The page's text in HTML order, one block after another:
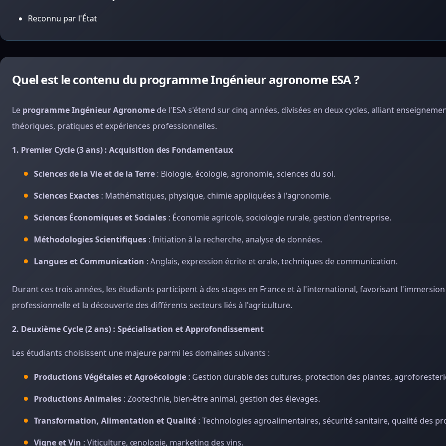
Reconnu par l'État
Quel est le contenu du programme Ingénieur agronome ESA ?
Le programme Ingénieur Agronome de l'ESA s'étend sur cinq années, divisées en deux cycles, alliant
théoriques, pratiques et expériences professionnelles.
1. Premier Cycle (3 ans) : Acquisition des Fondamentaux
Sciences de la Vie et de la Terre : Biologie, écologie, agronomie, sciences du sol.
Sciences Exactes : Mathématiques, physique, chimie appliquées à l'agronomie.
Sciences Économiques et Sociales : Économie agricole, sociologie rurale, gestion d'entreprise.
Méthodologies Scientifiques : Initiation à la recherche, analyse de données.
Langues et Communication : Anglais, expression écrite et orale, techniques de communication.
Durant ces trois années, les étudiants participent à des stages en France et à l'international, favorisant l'immersion
professionnelle et la découverte des différents secteurs liés à l'agriculture.
2. Deuxième Cycle (2 ans) : Spécialisation et Approfondissement
Les étudiants choisissent une majeure parmi les domaines suivants :
Productions Végétales et Agroécologie : Gestion durable des cultures, protection des plantes,
Productions Animales : Zootechnie, bien-être animal, gestion des élevages.
Transformation, Alimentation et Qualité : Technologies agroalimentaires, sécurité sanitaire, qualité des
Vigne et Vin : Viticulture, œnologie, marketing des vins.